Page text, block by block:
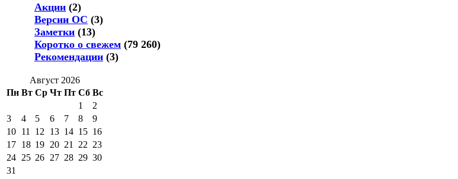
Акции (2)
Версии ОС (3)
Заметки (13)
Коротко о свежем (79 260)
Рекомендации (3)
Август 2026
Пн Вт Ср Чт Пт Сб Вс
1
2
3
4 5 6 7 8
9
10 11 12 13 14 15 16
17 18 19 20 21 22 23
24 25 26 27 28 29 30
31